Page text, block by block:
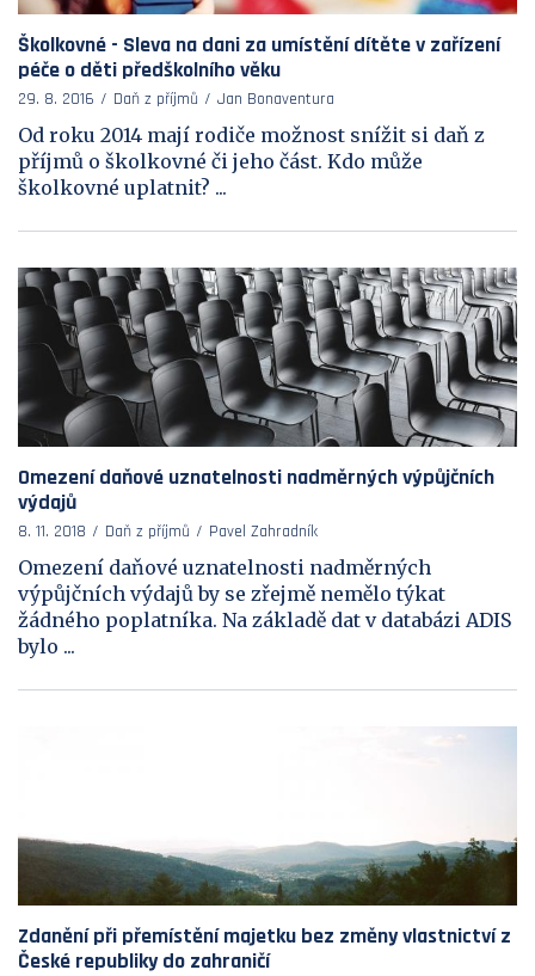
Školkovné - Sleva na dani za umístění dítěte v zařízení
péče o děti předškolního věku
29. 8. 2016 Daň z příjmů Jan Bonaventura
Od roku 2014 mají rodiče možnost snížit si daň z
příjmů o školkovné či jeho část. Kdo může
školkovné uplatnit? ...
Omezení daňové uznatelnosti nadměrných výpůjčních
výdajů
8. 11. 2018 Daň z příjmů Pavel Zahradník
Omezení daňové uznatelnosti nadměrných
výpůjčních výdajů by se zřejmě nemělo týkat
žádného poplatníka. Na základě dat v databázi ADIS
bylo ...
Zdanění při přemístění majetku bez změny vlastnictví z
České republiky do zahraničí